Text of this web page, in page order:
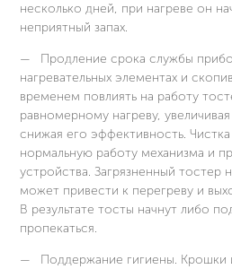
несколько дней, при нагреве он
неприятный запах.
Продление срока службы
нагревательных элементах и
временем повлиять на работу
равномерному нагреву,
снижая его эффективность.
нормальную работу механизма и
устройства. Загрязненный тостер
может привести к перегреву и
В результате тосты начнут либо
пропекаться.
Поддержание гигиены. Крошки